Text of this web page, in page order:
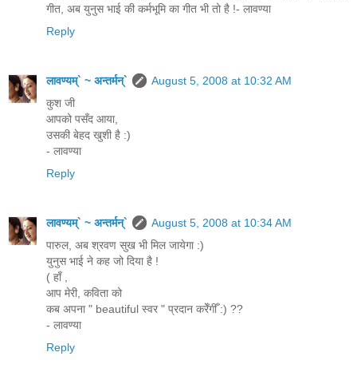
गीत, अब युनुस भाई की कर्मभूमि का गीत भी तो है !- लावण्या
Reply
लावण्यम्` ~ अन्तर्मन्`
August 5, 2008 at 10:32 AM
कुश जी
आपको पसँद आया,
उसकी बेहद खुशी है :)
- लावण्या
Reply
लावण्यम्` ~ अन्तर्मन्`
August 5, 2008 at 10:34 AM
पारुल, अब श्रवण सुख भी मिल जायेगा :)
युनुस भाई ने कह जो दिया है !
( हाँ ,
आप मेरी, कविता को
कब अपना " beautiful स्वर " प्रदान करेँगीँ :) ??
- लावण्या
Reply